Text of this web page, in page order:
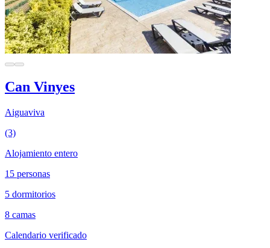
Can Vinyes
Aiguaviva
(3)
Alojamiento entero
15 personas
5 dormitorios
8 camas
Calendario verificado